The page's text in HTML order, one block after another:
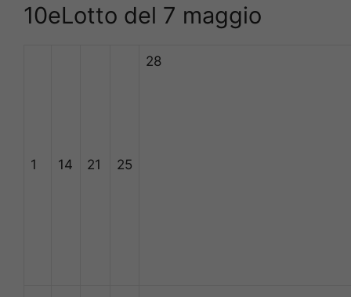
10eLotto del 7 maggio
1 14 21 25
28